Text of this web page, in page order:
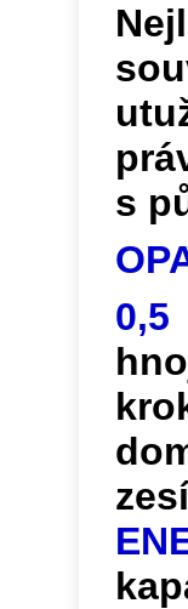
s
0,5